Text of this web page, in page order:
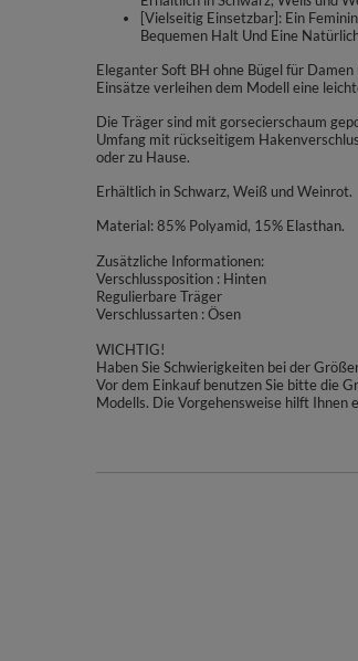
[Vielseitig Einsetzbar]: Ein
Bequemen Halt Und Eine
Eleganter Soft BH ohne Bügel für
Einsätze verleihen dem Modell eine
Die Träger sind mit gorsecierschaum
Umfang mit rückseitigem
oder zu Hause.
Erhältlich in Schwarz, Weiß und Weinrot.
Material: 85% Polyamid, 15% Elasthan.
Zusätzliche Informationen:
Verschlussposition : Hinten
Regulierbare Träger
Verschlussarten : Ösen
WICHTIG!
Haben Sie Schwierigkeiten bei der
Vor dem Einkauf benutzen Sie bitte die
Modells. Die Vorgehensweise hilft Ihnen